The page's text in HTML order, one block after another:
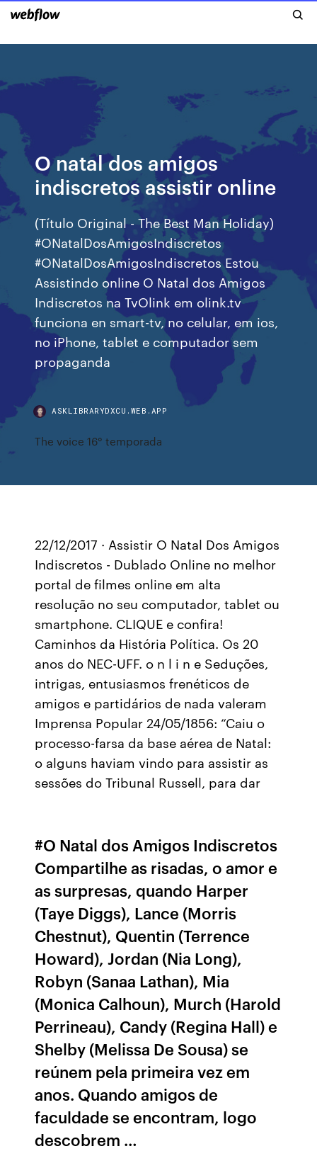
O natal dos amigos
indiscretos assistir online
(Título Original - The Best Man Holiday)
#ONatalDosAmigosIndiscretos
#ONatalDosAmigosIndiscretos Estou
Assistindo online O Natal dos Amigos
Indiscretos na TvOlink em olink.tv
funciona en smart-tv, no celular, em ios,
no iPhone, tablet e computador sem
propaganda
ASKLIBRARYDXCU.WEB.APP
The voice 16° temporada
22/12/2017 · Assistir O Natal Dos Amigos
Indiscretos - Dublado Online no melhor
portal de filmes online em alta
resolução no seu computador, tablet ou
smartphone. CLIQUE e confira!
Caminhos da História Política. Os 20
anos do NEC-UFF. o n l i n e Seduções,
intrigas, entusiasmos frenéticos de
amigos e partidários de nada valeram
Imprensa Popular 24/05/1856: “Caiu o
processo-farsa da base aérea de Natal:
o alguns haviam vindo para assistir as
sessões do Tribunal Russell, para dar
#O Natal dos Amigos Indiscretos
Compartilhe as risadas, o amor e
as surpresas, quando Harper
(Taye Diggs), Lance (Morris
Chestnut), Quentin (Terrence
Howard), Jordan (Nia Long),
Robyn (Sanaa Lathan), Mia
(Monica Calhoun), Murch (Harold
Perrineau), Candy (Regina Hall) e
Shelby (Melissa De Sousa) se
reúnem pela primeira vez em
anos. Quando amigos de
faculdade se encontram, logo
descobrem …